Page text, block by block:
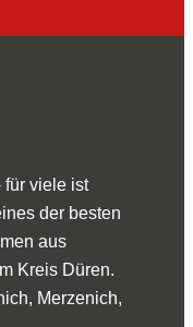
für viele ist
der besten
aus
Kreis Düren.
Merzenich,